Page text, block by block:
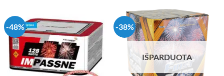
-48% -38%
IŠPARDUOTA